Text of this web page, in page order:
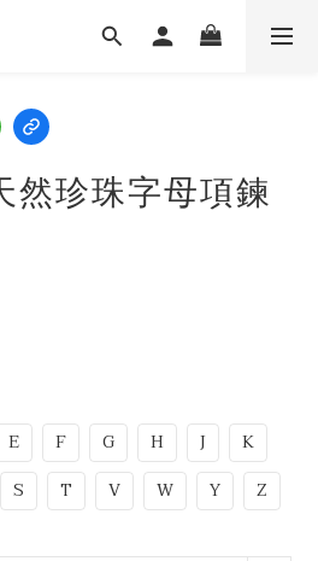
然珍珠字母項鍊
E F G H J
K
S T V W Y Z